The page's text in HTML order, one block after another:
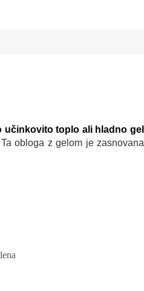
učinkovito toplo ali hladno gel
obloga z gelom je zasnovana